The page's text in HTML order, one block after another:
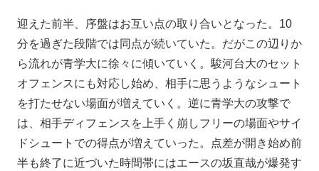
迎えた前半、序盤はお互い点の取り合いとなった。10
分を過ぎた段階では同点が続いていた。だがこの辺りか
ら流れが青学大に徐々に傾いていく。駿河台大のセット
オフェンスにも対応し始め、相手に思うようなシュート
を打たせない場面が増えていく。逆に青学大の攻撃で
は、相手ディフェンスを上手く崩しフリーの場面やサイ
ドシュートでの得点が増えていった。点差が開き始め前
半も終了に近づいた時間帯にはエースの坂直哉が爆発す